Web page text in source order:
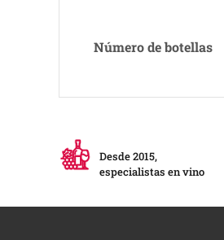
Número de botellas
Desde 2015,
especialistas en vino